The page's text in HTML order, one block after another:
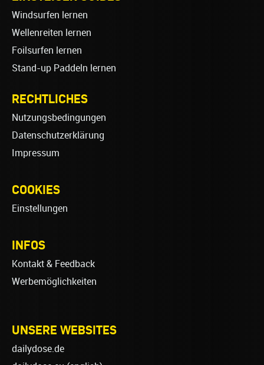
Windsurfen lernen
Wellenreiten lernen
Foilsurfen lernen
Stand-up Paddeln lernen
RECHTLICHES
Nutzungsbedingungen
Datenschutzerklärung
Impressum
COOKIES
Einstellungen
INFOS
Kontakt & Feedback
Werbemöglichkeiten
UNSERE WEBSITES
dailydose.de